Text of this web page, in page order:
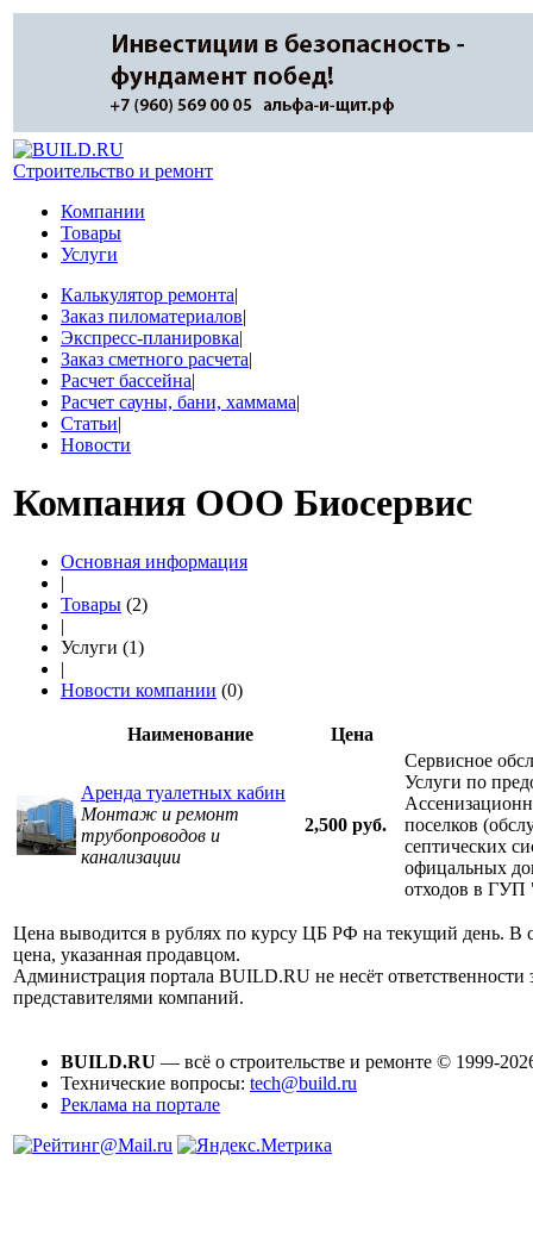
Строительство и ремонт
Компании
Товары
Услуги
Калькулятор ремонта|
Заказ пиломатериалов|
Экспресс-планировка|
Заказ сметного расчета|
Расчет бассейна|
Расчет сауны, бани, хаммама|
Статьи|
Новости
Компания ООО Биосервис
Основная информация
|
Товары (2)
|
Услуги (1)
|
Новости компании (0)
Наименование Цена
Аренда туалетных кабин
Монтаж и ремонт
трубопроводов и
канализации
2,500 руб.
Сервисное
Услуги по
поселков
септических
офицальных
отходов в
Цена выводится в рублях по курсу ЦБ РФ на текущий день. В
цена, указанная продавцом.
Администрация портала BUILD.RU не несёт
представителями компаний.
BUILD.RU — всё о строительстве и ремонте © 1999-
Технические вопросы: tech@build.ru
Реклама на портале